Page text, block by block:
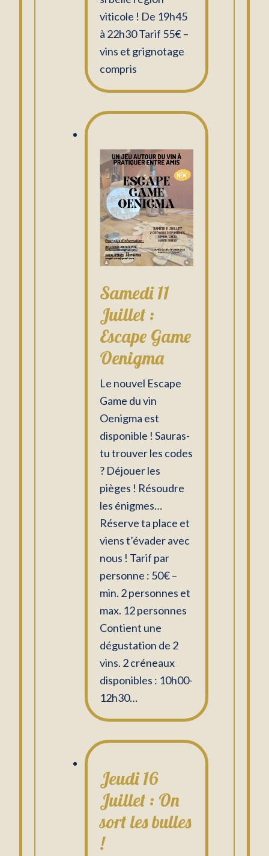
viticole ! De 19h45
à 22h30 Tarif 55€ –
vins et grignotage
compris
Samedi 11
Juillet :
Escape Game
Oenigma
Le nouvel Escape
Game du vin
Oenigma est
disponible ! Sauras-
tu trouver les codes
? Déjouer les
pièges ! Résoudre
les énigmes…
Réserve ta place et
viens t’évader avec
nous ! Tarif par
personne : 50€ –
min. 2 personnes et
max. 12 personnes
Contient une
dégustation de 2
vins. 2 créneaux
disponibles : 10h00-
12h30…
Jeudi 16
Juillet : On
sort les bulles
!